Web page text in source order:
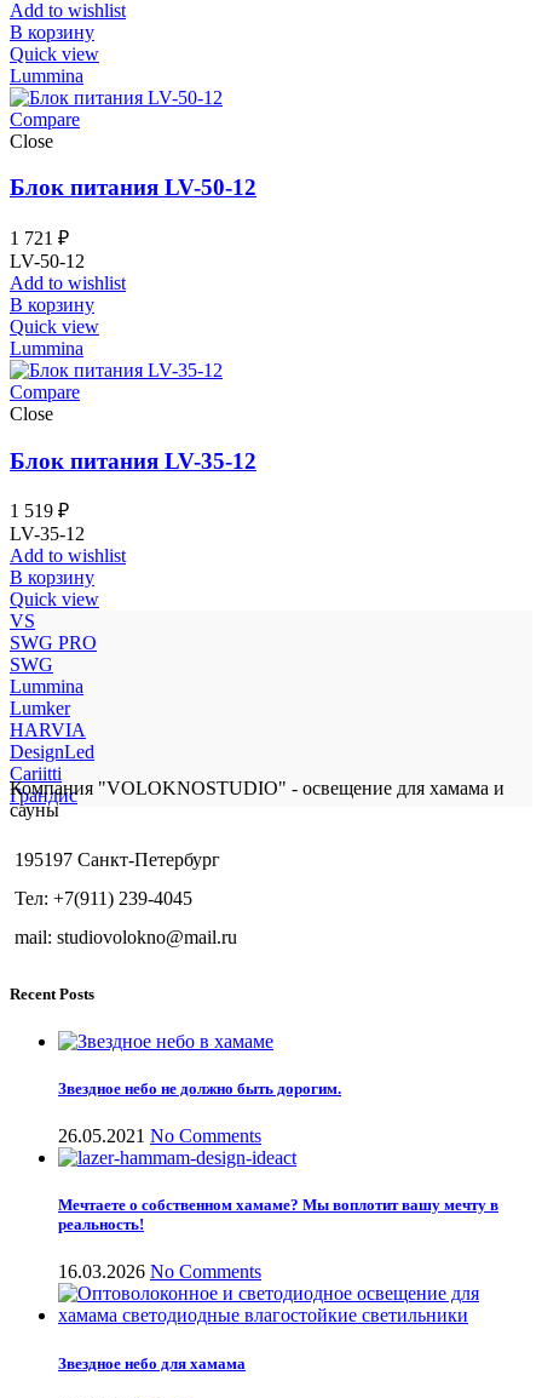
Add to wishlist
В корзину
Quick view
Lummina
Compare
Close
Блок питания LV-50-12
1 721 ₽
LV-50-12
Add to wishlist
В корзину
Quick view
Lummina
Compare
Close
Блок питания LV-35-12
1 519 ₽
LV-35-12
Add to wishlist
В корзину
Quick view
VS
SWG PRO
SWG
Lummina
Lumker
HARVIA
DesignLed
Cariitti
Грандис
Компания "VOLOKNOSTUDIO" - освещение для хамама и
сауны
195197 Санкт-Петербург
Тел: +7(911) 239-4045
mail: studiovolokno@mail.ru
Recent Posts
Звездное небо не должно быть дорогим.
26.05.2021 No Comments
Мечтаете о собственном хамаме? Мы воплотит вашу мечту в
реальность!
16.03.2026 No Comments
Звездное небо для хамама